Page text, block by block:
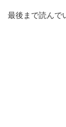
最後まで読んで